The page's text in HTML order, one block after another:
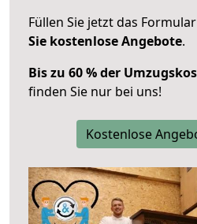
Füllen Sie jetzt das
Sie kostenlose Angebote.
Bis zu 60 % der
finden Sie nur bei uns!
Kostenlose